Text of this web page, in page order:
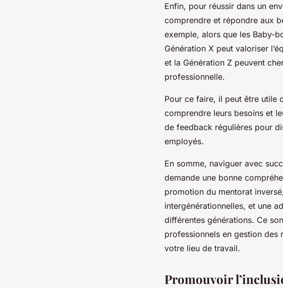
Enfin, pour réussir dans un
comprendre et répondre aux
exemple, alors que les Baby-
Génération X peut valoriser
et la Génération Z peuvent
professionnelle.
Pour ce faire, il peut être utile
comprendre leurs besoins et
de feedback régulières pour
employés.
En somme, naviguer avec
demande une bonne
promotion du mentorat
intergénérationnelles, et une
différentes générations. Ce
professionnels en gestion des
votre lieu de travail.
Promouvoir